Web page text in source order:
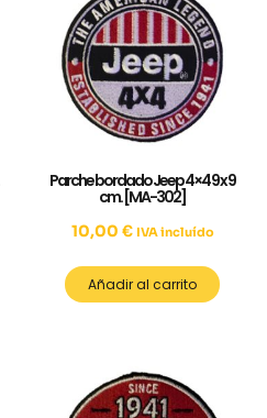
Parche bordado Jeep 4×4 9 x 9
cm. [MA-302]
10,00 € IVA incluído
Añadir al carrito